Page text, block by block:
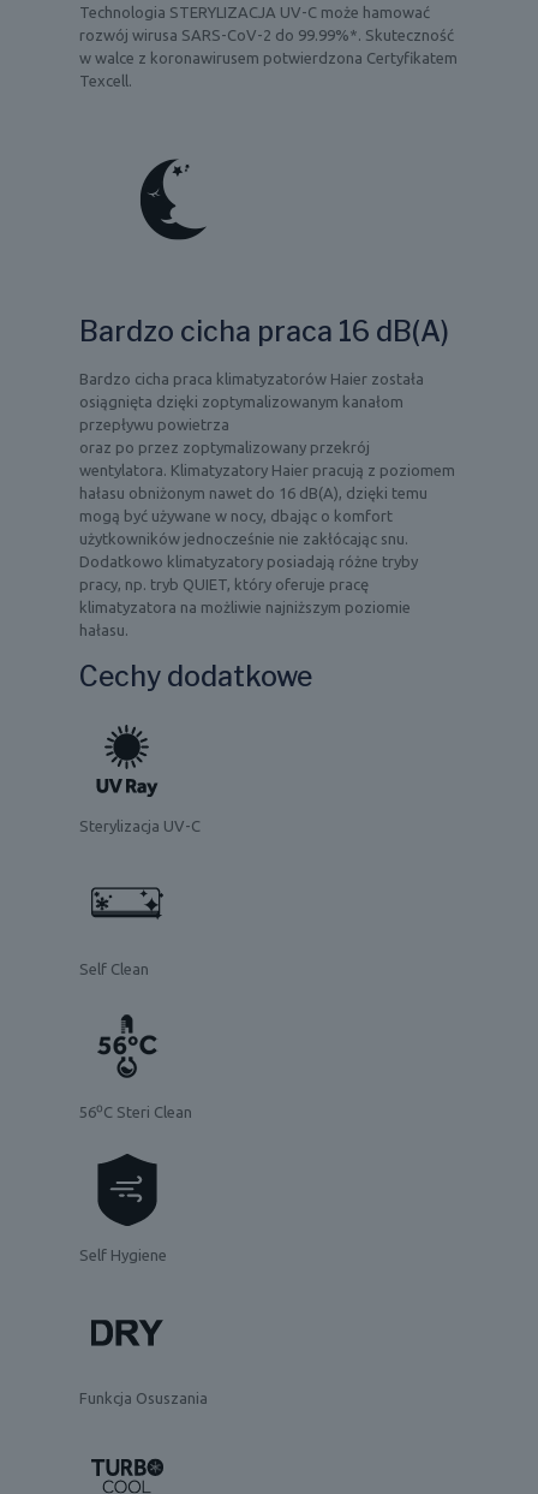
Technologia STERYLIZACJA UV-C może hamować
rozwój wirusa SARS-CoV-2 do 99.99%*. Skuteczność
w walce z koronawirusem potwierdzona Certyfikatem
Texcell.
Bardzo cicha praca 16 dB(A)
Bardzo cicha praca klimatyzatorów Haier została
osiągnięta dzięki zoptymalizowanym kanałom
przepływu powietrza
oraz po przez zoptymalizowany przekrój
wentylatora. Klimatyzatory Haier pracują z poziomem
hałasu obniżonym nawet do 16 dB(A), dzięki temu
mogą być używane w nocy, dbając o komfort
użytkowników jednocześnie nie zakłócając snu.
Dodatkowo klimatyzatory posiadają różne tryby
pracy, np. tryb QUIET, który oferuje pracę
klimatyzatora na możliwie najniższym poziomie
hałasu.
Cechy dodatkowe
Sterylizacja UV-C
Self Clean
56⁰C Steri Clean
Self Hygiene
Funkcja Osuszania